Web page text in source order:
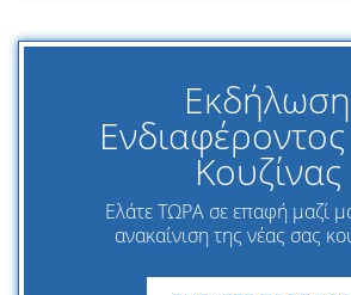
Εκδήλωση
Κουζίνας
Ελάτε ΤΩΡΑ σε επαφή μαζί
ανακαίνιση της νέας σας